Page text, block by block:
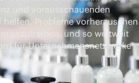
und vorausschauenden
Probleme vorherzusehen
und so weltweit
für Unternehmensnetzwerke